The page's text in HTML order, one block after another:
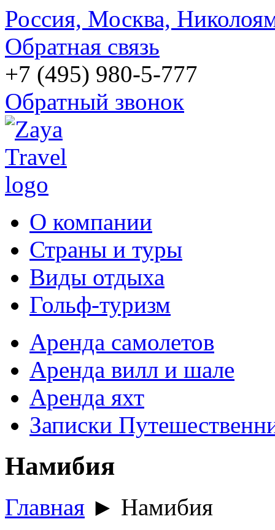
Россия, Москва,
Обратная связь
+7 (495) 980-5-777
Обратный звонок
О компании
Страны и туры
Виды отдыха
Гольф-туризм
Аренда самолетов
Аренда вилл и шале
Аренда яхт
Записки
Намибия
Главная ► Намибия